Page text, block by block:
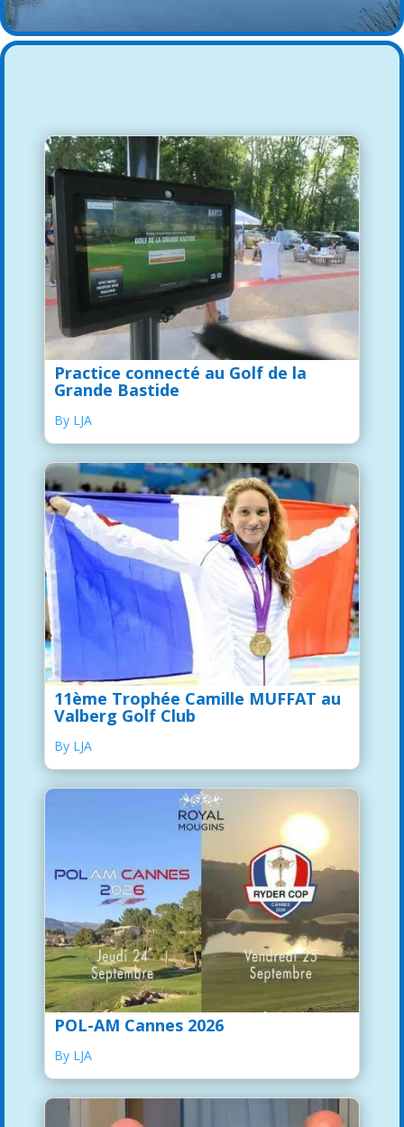
Practice connecté au Golf de la
Grande Bastide
By LJA
11ème Trophée Camille MUFFAT au
Valberg Golf Club
By LJA
POL-AM Cannes 2026
By LJA